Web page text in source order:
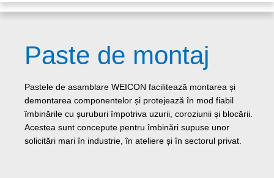
Paste de montaj
Pastele de asamblare WEICON facilitează montarea și
demontarea componentelor și protejează în mod fiabil
îmbinările cu șuruburi împotriva uzurii, coroziunii și blocării.
Acestea sunt concepute pentru îmbinări supuse unor
solicitări mari în industrie, în ateliere și în sectorul privat.